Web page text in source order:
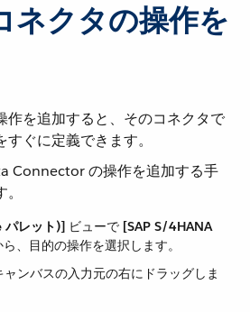
ネクタの操作を
作を追加すると、そのコネクタで
ぐに定義できます。
Connector の操作を追加する手
レット)] ​ ビューで ​ [SAP S/4HANA
、目的の操作を選択します。
ンバスの入力元の右にドラッグしま